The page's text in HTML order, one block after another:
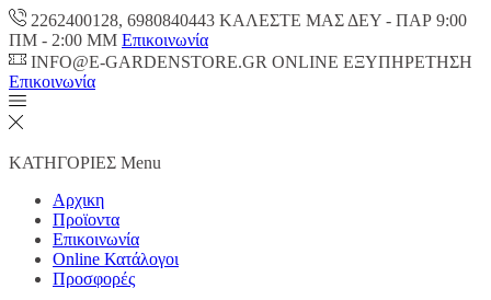
2262400128, 6980840443 ΚΑΛΕΣΤΕ ΜΑΣ ΔΕΥ - ΠΑΡ 9:00
ΠM - 2:00 ΜΜ Επικοινωνία
INFO@E-GARDENSTORE.GR ONLINE ΕΞΥΠΗΡΕΤΗΣH
Επικοινωνία
ΚΑΤΗΓΟΡΙΕΣ Menu
Αρχικη
Προϊοντα
Επικοινωνία
Online Κατάλογοι
Προσφορές